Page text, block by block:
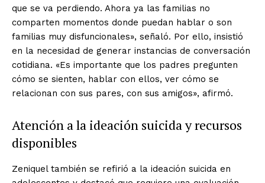
que se va perdiendo. Ahora ya las familias no
comparten momentos donde puedan hablar o son
familias muy disfuncionales», señaló. Por ello, insistió
en la necesidad de generar instancias de conversación
cotidiana. «Es importante que los padres pregunten
cómo se sienten, hablar con ellos, ver cómo se
relacionan con sus pares, con sus amigos», afirmó.
Atención a la ideación suicida y recursos
disponibles
Zeniquel también se refirió a la ideación suicida en